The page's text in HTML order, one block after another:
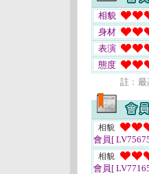
相貌
身材
表演
態度
註﹕最
相貌
會員[
相貌
會員[